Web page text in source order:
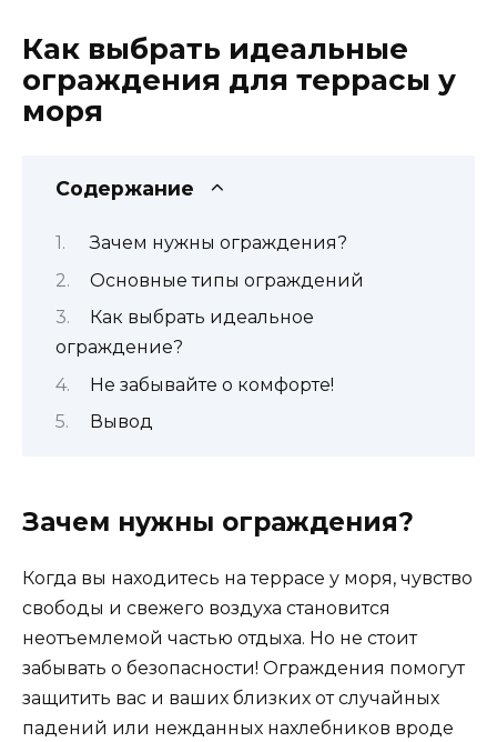
Как выбрать идеальные
ограждения для террасы у
моря
Содержание
Зачем нужны ограждения?
Основные типы ограждений
Как выбрать идеальное
ограждение?
Не забывайте о комфорте!
Вывод
Зачем нужны ограждения?
Когда вы находитесь на террасе у моря, чувство
свободы и свежего воздуха становится
неотъемлемой частью отдыха. Но не стоит
забывать о безопасности! Ограждения помогут
защитить вас и ваших близких от случайных
падений или нежданных нахлебников вроде